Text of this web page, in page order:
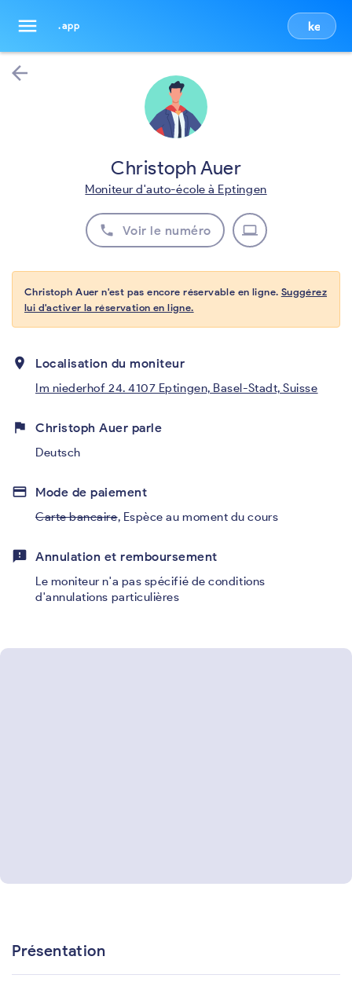
menu .app
arrow_back
Christoph Auer
Moniteur d'auto-école à Eptingen
phone Voir le numéro laptop
Christoph Auer n'est pas encore réservable en ligne. Suggérez
lui d'activer la réservation en ligne.
place Localisation du moniteur
Im niederhof 24. 4107 Eptingen, Basel-Stadt, Suisse
flag Christoph Auer parle
Deutsch
credit_card Mode de paiement
Carte bancaire, Espèce au moment du cours
feedback Annulation et remboursement
Le moniteur n'a pas spécifié de conditions
d'annulations particulières
Présentation